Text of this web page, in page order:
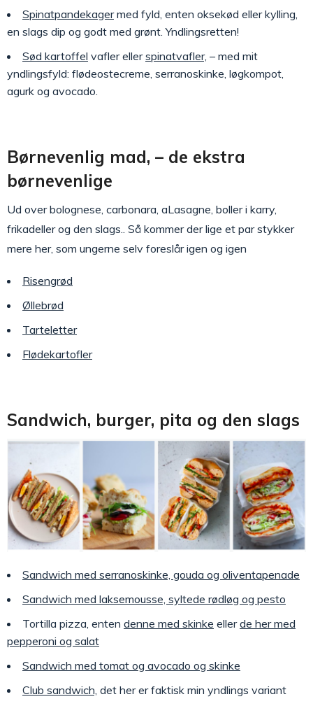
Spinatpandekagermed fyld, enten oksekød eller kylling,
en slags dip og godt med grønt. Yndlingsretten!
Sød kartoffel vafler ellerspinatvafler, – med mit
yndlingsfyld: flødeostecreme, serranoskinke, løgkompot,
agurk og avocado.
Børnevenlig mad, – de ekstra
børnevenlige
Ud over bolognese, carbonara, aLasagne, boller i karry,
frikadeller og den slags.. Så kommer der lige et par stykker
mere her, som ungerne selv foreslår igen og igen
Risengrød
Øllebrød
Tarteletter
Flødekartofler
Sandwich, burger, pita og den slags
Sandwich med serranoskinke, gouda og oliventapenade
Sandwich med laksemousse, syltede rødløg og pesto
Tortilla pizza, enten denne med skinke ellerde her med
pepperoni og salat
Sandwich med tomat og avocado og skinke
Club sandwich, det her er faktisk min yndlings variant